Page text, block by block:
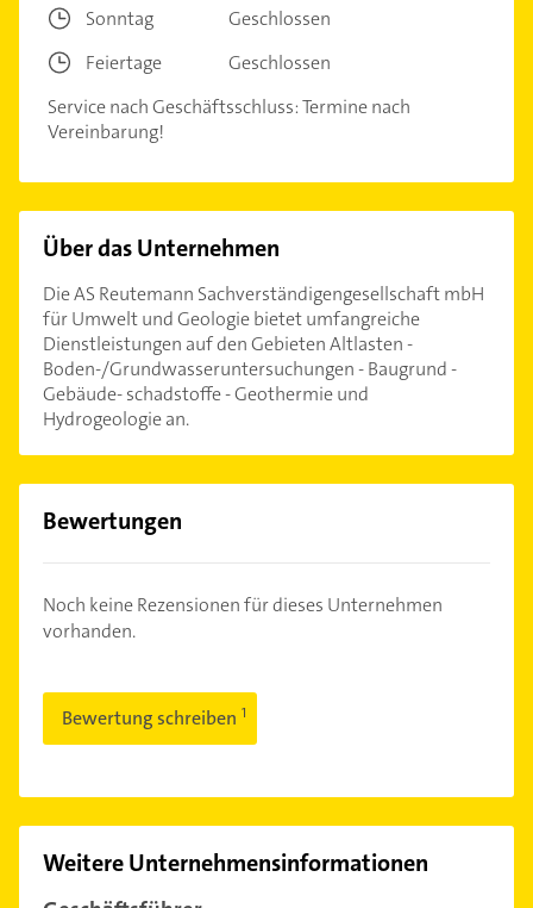
Sonntag
Geschlossen
Feiertage
Geschlossen
Service nach Geschäftsschluss: Termine nach
Vereinbarung!
Über das Unternehmen
Die AS Reutemann Sachverständigengesellschaft mbH
für Umwelt und Geologie bietet umfangreiche
Dienstleistungen auf den Gebieten Altlasten -
Boden-/Grundwasseruntersuchungen - Baugrund -
Gebäude- schadstoffe - Geothermie und
Hydrogeologie an.
Bewertungen
Noch keine Rezensionen für dieses Unternehmen
vorhanden.
Bewertung schreiben
Weitere Unternehmensinformationen